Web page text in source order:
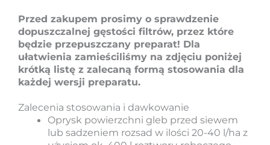
Przed zakupem prosimy o sprawdzenie
dopuszczalnej gęstości filtrów, przez które
będzie przepuszczany preparat! Dla
ułatwienia zamieściliśmy na zdjęciu poniżej
krótką listę z zalecaną formą stosowania dla
każdej wersji preparatu.
Zalecenia stosowania i dawkowanie
Oprysk powierzchni gleb przed siewem
lub sadzeniem rozsad w ilości 20-40 l/ha z